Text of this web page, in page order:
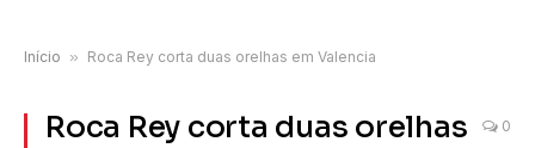
Início » Roca Rey corta duas orelhas em Valencia
Roca Rey corta duas orelhas
0